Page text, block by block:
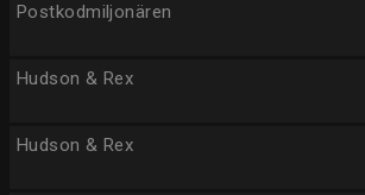
Postkodmiljonären
Hudson & Rex
Hudson & Rex